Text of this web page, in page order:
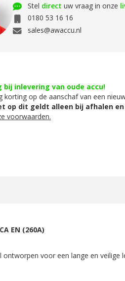
Stel direct uw vraag in onze
0180 53 16 16
sales@awaccu.nl
bij inlevering van oude accu!
korting op de aanschaf van een
op dit geldt alleen bij afhalen
voorwaarden.
EN (260A)
ontworpen voor een lange en